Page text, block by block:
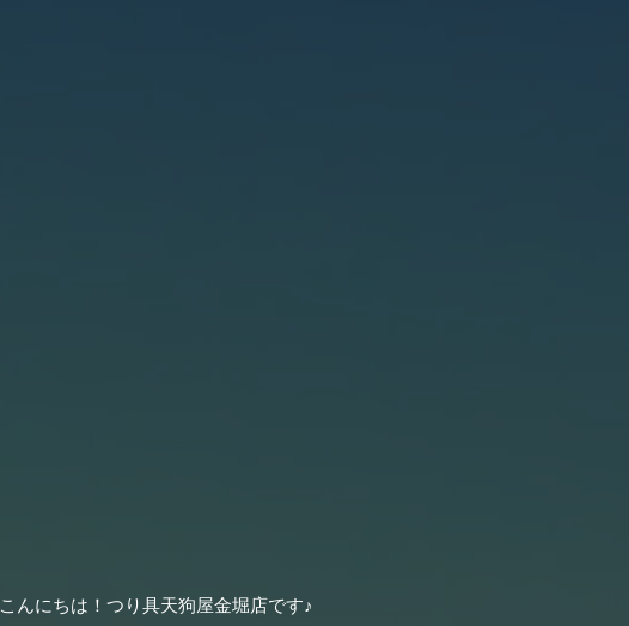
こんにちは！つり具天狗屋金堀店です♪